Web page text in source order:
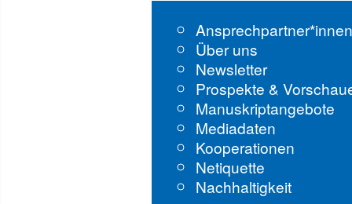
Über uns
Newsletter
Prospekte &
Manuskriptangebote
Mediadaten
Kooperationen
Netiquette
Nachhaltigkeit